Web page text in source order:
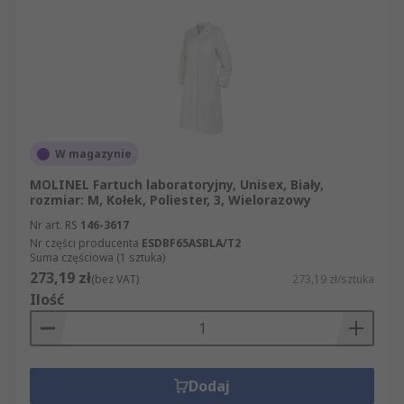
W magazynie
MOLINEL Fartuch laboratoryjny, Unisex, Biały,
rozmiar: M, Kołek, Poliester, 3, Wielorazowy
Nr art. RS 146-3617
Nr części producenta ESDBF65ASBLA/T2
Suma częściowa (1 sztuka)
273,19 zł(bez VAT) 273,19 zł/sztuka
Ilość
Dodaj